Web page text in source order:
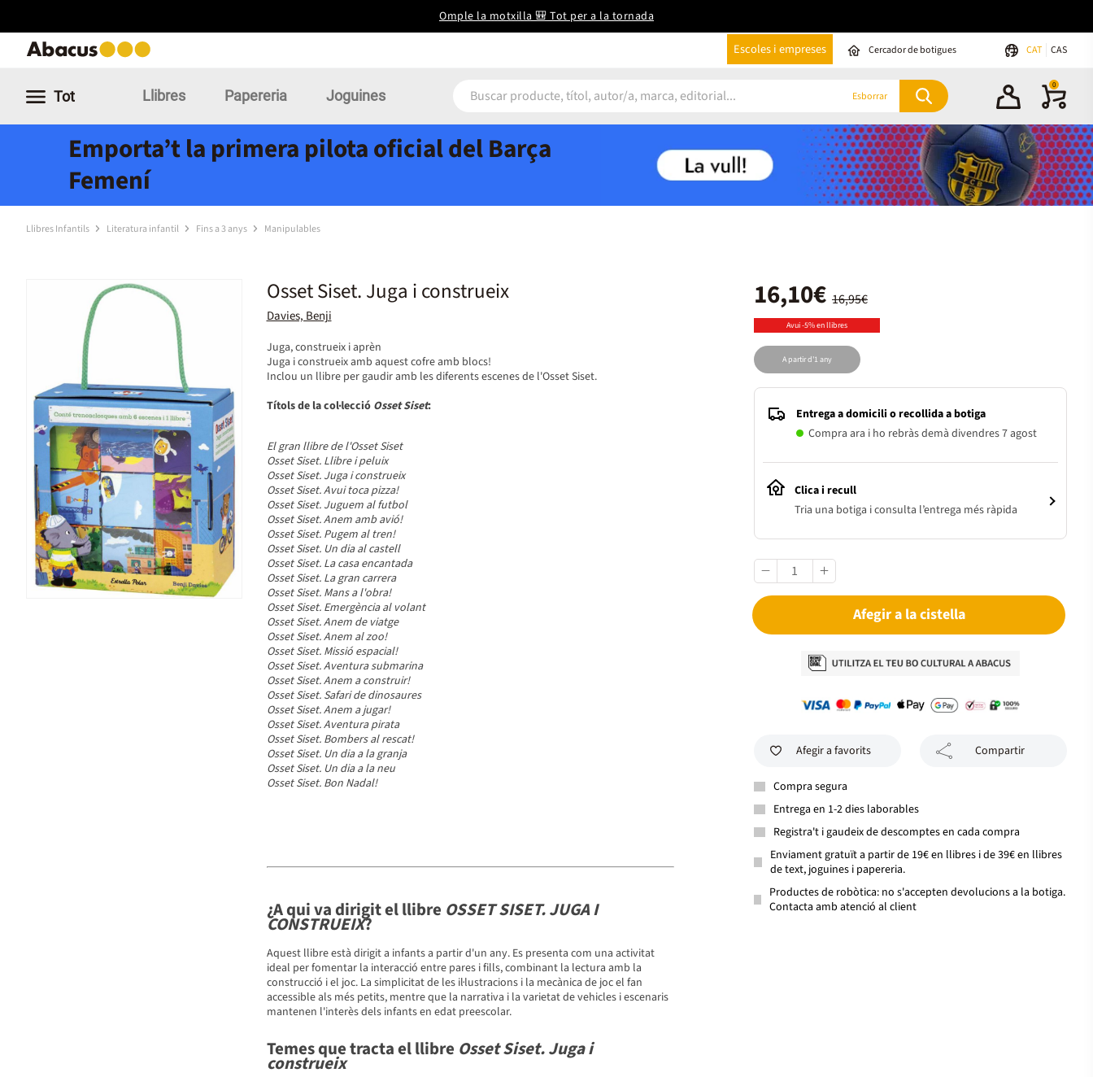
Omple la motxilla 🎒 Tot per a la tornada
Escoles i empreses Cercador de botigues CAT CAS
Tot Llibres Papereria Joguines Esborrar
0
Emporta’t la primera pilota oficial del Barça
Femení
Llibres Infantils Literatura infantil Fins a 3 anys Manipulables
Osset Siset. Juga i construeix
Davies, Benji
Juga, construeix i aprèn
Juga i construeix amb aquest cofre amb blocs!
Inclou un llibre per gaudir amb les diferents escenes de l'Osset Siset.
Títols de la col·lecció Osset Siset:
El gran llibre de l'Osset Siset
Osset Siset. Llibre i peluix
Osset Siset. Juga i construeix
Osset Siset. Avui toca pizza!
Osset Siset. Juguem al futbol
Osset Siset. Anem amb avió!
Osset Siset. Pugem al tren!
Osset Siset. Un dia al castell
Osset Siset. La casa encantada
Osset Siset. La gran carrera
Osset Siset. Mans a l'obra!
Osset Siset. Emergència al volant
Osset Siset. Anem de viatge
Osset Siset. Anem al zoo!
Osset Siset. Missió espacial!
Osset Siset. Aventura submarina
Osset Siset. Anem a construir!
Osset Siset. Safari de dinosaures
Osset Siset. Anem a jugar!
Osset Siset. Aventura pirata
Osset Siset. Bombers al rescat!
Osset Siset. Un dia a la granja
Osset Siset. Un dia a la neu
Osset Siset. Bon Nadal!
¿A qui va dirigit el llibre OSSET SISET. JUGA I
CONSTRUEIX?
Aquest llibre està dirigit a infants a partir d'un any. Es presenta com una activitat
ideal per fomentar la interacció entre pares i fills, combinant la lectura amb la
construcció i el joc. La simplicitat de les il·lustracions i la mecànica de joc el fan
accessible als més petits, mentre que la narrativa i la varietat de vehicles i escenaris
mantenen l'interès dels infants en edat preescolar.
Temes que tracta el llibre Osset Siset. Juga i
construeix
16,95€
16,10€
Avui -5% en llibres
A partir d'1 any
Entrega a domicili o recollida a botiga
Compra ara i ho rebràs demà divendres 7 agost
Clica i recull
Tria una botiga i consulta l’entrega més ràpida
Afegir a la cistella
Afegir a favorits Compartir
Compra segura
Entrega en 1-2 dies laborables
Registra't i gaudeix de descomptes en cada compra
Enviament gratuït a partir de 19€ en llibres i de 39€ en llibres
de text, joguines i papereria.
Productes de robòtica: no s'accepten devolucions a la botiga.
Contacta amb atenció al client